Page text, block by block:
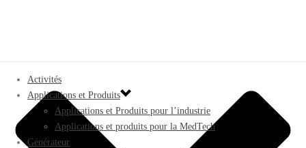
Activités
Applications et Produits
Applications et Produits pour l’industrie
Applications et produits pour la MedTech
Générateur